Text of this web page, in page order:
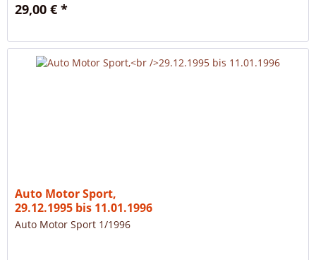
29,00 € *
Auto Motor Sport,
29.12.1995 bis 11.01.1996
Auto Motor Sport 1/1996